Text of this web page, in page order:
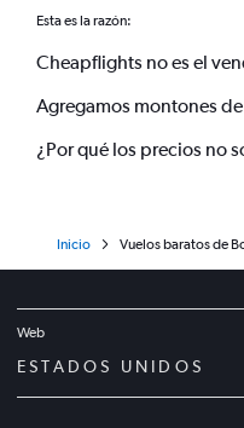
Esta es la razón:
Cheapflights no es el
Agregamos montones
¿Por qué los precios no
Inicio Vuelos baratos de
Web
ESTADOS UNIDOS